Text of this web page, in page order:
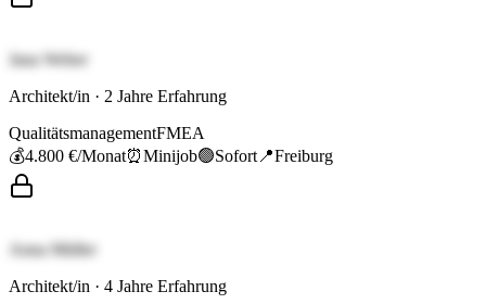
Jana Weber
Architekt/in · 2 Jahre Erfahrung
QualitätsmanagementFMEA
💰4.800 €/Monat⏰Minijob🟢Sofort 📍Freiburg
Anna Müller
Architekt/in · 4 Jahre Erfahrung